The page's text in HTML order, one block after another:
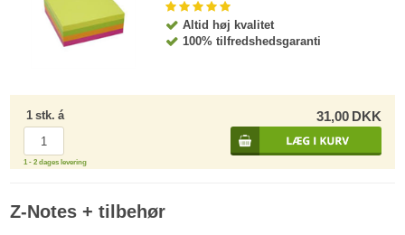
Altid høj kvalitet
100% tilfredshedsgaranti
1 stk. á 31,00 DKK
1 - 2 dages levering
Z-Notes + tilbehør